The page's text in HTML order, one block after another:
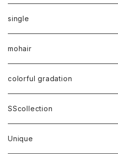
single
mohair
colorful gradation
SScollection
Unique